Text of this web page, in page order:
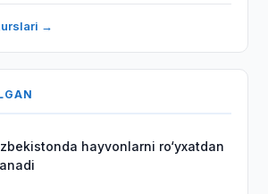
→
hayvonlarni ro‘yxatdan